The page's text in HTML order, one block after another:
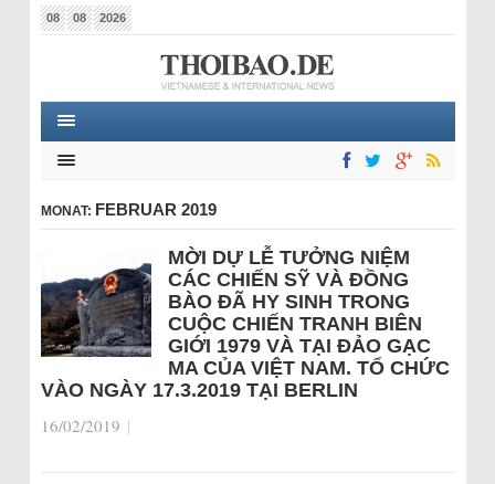
08 08 2026
MONAT: FEBRUAR 2019
MỜI DỰ LỄ TƯỞNG NIỆM
CÁC CHIẾN SỸ VÀ ĐỒNG
BÀO ĐÃ HY SINH TRONG
CUỘC CHIẾN TRANH BIÊN
GIỚI 1979 VÀ TẠI ĐẢO GẠC
MA CỦA VIỆT NAM. TỔ CHỨC
VÀO NGÀY 17.3.2019 TẠI BERLIN
16/02/2019 |